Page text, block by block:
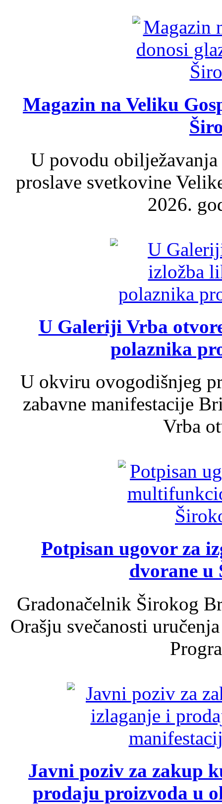
Magazin na Veliku
U povodu
proslave svetkovine
2026.
U Galeriji Vrba
polaznika
U okviru ovogodišnjeg
zabavne manifestacije
Vrba
Potpisan ugovor za
dvorane u
Gradonačelnik Širokog
Orašju svečanosti
Javni poziv za zakup
prodaju proizvoda u